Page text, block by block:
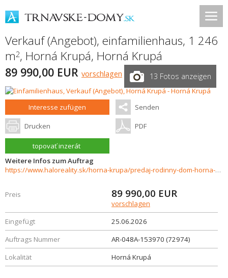
Verkauf (Angebot), einfamilienhaus, 1 246
m2, Horná Krupá, Horná Krupá
89 990,00 EUR vorschlagen 13 Fotos anzeigen
Interesse zufügen Senden
Drucken PDF
topovať inzerát
Weitere Infos zum Auftrag
https://www.haloreality.sk/horna-krupa/predaj-rodinny-dom-horna-krupa/72974
Preis 89 990,00 EUR
vorschlagen
Eingefügt
25.06.2026
Auftrags Nummer
AR-048A-153970 (72974)
Lokalität
Horná Krupá